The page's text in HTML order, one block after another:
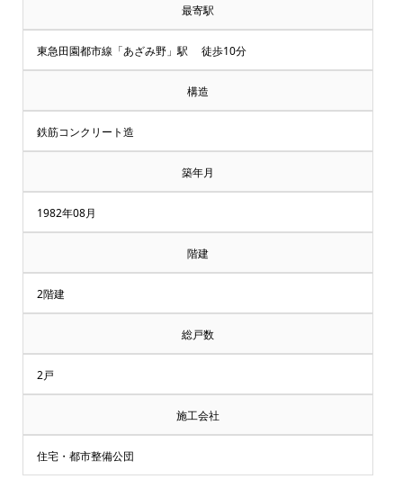
売
却・
取
談
付
中
♪
マ
ン
最寄駅
東急田園都市線「あざみ野」駅 徒歩10分
構造
鉄筋コンクリート造
築年月
1982年08月
階建
2階建
総戸数
2戸
施工会社
住宅・都市整備公団